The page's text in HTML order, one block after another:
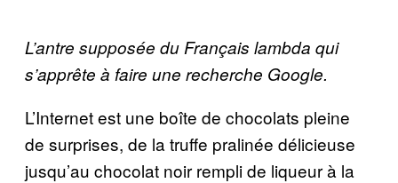
L’antre supposée du Français lambda qui
s’apprête à faire une recherche Google.
L’Internet est une boîte de chocolats pleine
de surprises, de la truffe pralinée délicieuse
jusqu’au chocolat noir rempli de liqueur à la